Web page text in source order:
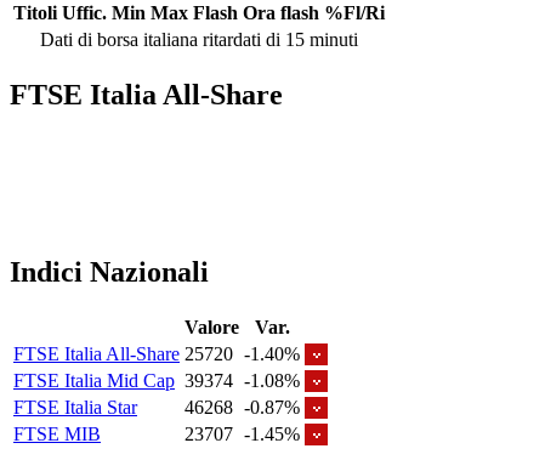
Titoli Uffic. Min Max Flash Ora flash %Fl/Ri
Dati di borsa italiana ritardati di 15 minuti
FTSE Italia All-Share
Indici Nazionali
Valore
Var.
FTSE Italia All-Share 25720 -1.40%
FTSE Italia Mid Cap 39374 -1.08%
FTSE Italia Star
46268 -0.87%
FTSE MIB
23707 -1.45%